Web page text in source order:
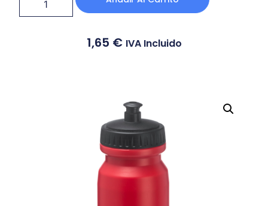
1,65 € IVA Incluido